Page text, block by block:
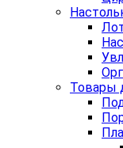
Товары